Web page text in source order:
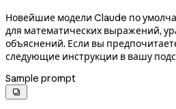
Новейшие модели Claude по
для математических выражений,
объяснений. Если вы
следующие инструкции в вашу
Sample prompt
